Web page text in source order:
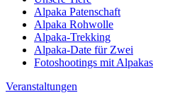
Alpaka Patenschaft
Alpaka Rohwolle
Alpaka-Trekking
Alpaka-Date für Zwei
Fotoshootings mit Alpakas
Veranstaltungen